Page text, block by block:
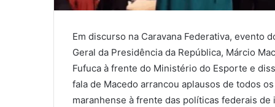
Em discurso na Caravana Federativa, evento
Geral da Presidência da República, Márcio
Fufuca à frente do Ministério do Esporte e
fala de Macedo arrancou aplausos de todos
maranhense à frente das políticas federais